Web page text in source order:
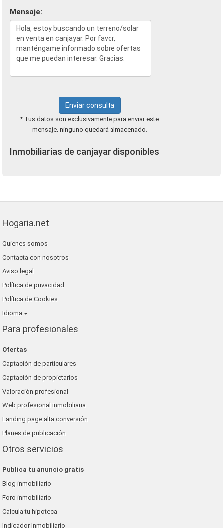
Mensaje:
Enviar consulta
* Tus datos son exclusivamente para enviar este
mensaje, ninguno quedará almacenado.
Inmobiliarias de canjayar disponibles
Hogaria.net
Quienes somos
Contacta con nosotros
Aviso legal
Política de privacidad
Política de Cookies
Idioma
Para profesionales
Ofertas
Captación de particulares
Captación de propietarios
Valoración profesional
Web profesional inmobiliaria
Landing page alta conversión
Planes de publicación
Otros servicios
Publica tu anuncio gratis
Blog inmobiliario
Foro inmobiliario
Calcula tu hipoteca
Indicador Inmobiliario